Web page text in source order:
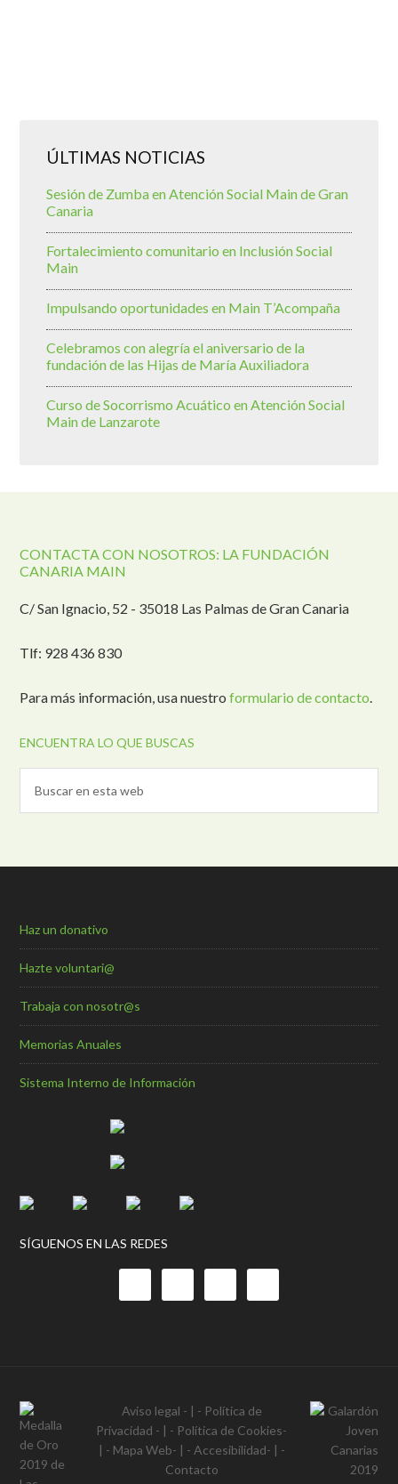
ÚLTIMAS NOTICIAS
Sesión de Zumba en Atención Social Main de Gran
Canaria
Fortalecimiento comunitario en Inclusión Social
Main
Impulsando oportunidades en Main T’Acompaña
Celebramos con alegría el aniversario de la
fundación de las Hijas de María Auxiliadora
Curso de Socorrismo Acuático en Atención Social
Main de Lanzarote
CONTACTA CON NOSOTROS: LA FUNDACIÓN
CANARIA MAIN
C/ San Ignacio, 52 - 35018 Las Palmas de Gran Canaria
Tlf: 928 436 830
Para más información, usa nuestroformulario de contacto.
ENCUENTRA LO QUE BUSCAS
Haz un donativo
Hazte voluntari@
Trabaja con nosotr@s
Memorias Anuales
Sistema Interno de Información
SÍGUENOS EN LAS REDES
Aviso legal - | - Política de
Privacidad - | - Política de Cookies-
| - Mapa Web- | - Accesibilidad- | -
Contacto